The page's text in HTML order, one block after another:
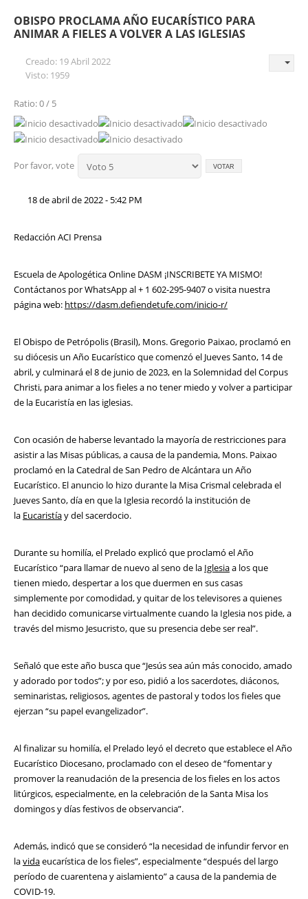
OBISPO PROCLAMA AÑO EUCARÍSTICO PARA
ANIMAR A FIELES A VOLVER A LAS IGLESIAS
Creado: 19 Abril 2022
Visto: 1959
Ratio: 0 / 5
Por favor, vote
18 de abril de 2022 - 5:42 PM
Redacción ACI Prensa
Escuela de Apologética Online DASM ¡INSCRIBETE YA MISMO!
Contáctanos por WhatsApp al + 1 602-295-9407 o visita nuestra
página web: https://dasm.defiendetufe.com/inicio-r/
El Obispo de Petrópolis (Brasil), Mons. Gregorio Paixao, proclamó en
su diócesis un Año Eucarístico que comenzó el Jueves Santo, 14 de
abril, y culminará el 8 de junio de 2023, en la Solemnidad del Corpus
Christi, para animar a los fieles a no tener miedo y volver a participar
de la Eucaristía en las iglesias.
Con ocasión de haberse levantado la mayoría de restricciones para
asistir a las Misas públicas, a causa de la pandemia, Mons. Paixao
proclamó en la Catedral de San Pedro de Alcántara un Año
Eucarístico. El anuncio lo hizo durante la Misa Crismal celebrada el
Jueves Santo, día en que la Iglesia recordó la institución de
la Eucaristíay del sacerdocio.
Durante su homilía, el Prelado explicó que proclamó el Año
Eucarístico “para llamar de nuevo al seno de la Iglesiaa los que
tienen miedo, despertar a los que duermen en sus casas
simplemente por comodidad, y quitar de los televisores a quienes
han decidido comunicarse virtualmente cuando la Iglesia nos pide, a
través del mismo Jesucristo, que su presencia debe ser real”.
Señaló que este año busca que “Jesús sea aún más conocido, amado
y adorado por todos”; y por eso, pidió a los sacerdotes, diáconos,
seminaristas, religiosos, agentes de pastoral y todos los fieles que
ejerzan “su papel evangelizador”.
Al finalizar su homilía, el Prelado leyó el decreto que establece el Año
Eucarístico Diocesano, proclamado con el deseo de “fomentar y
promover la reanudación de la presencia de los fieles en los actos
litúrgicos, especialmente, en la celebración de la Santa Misa los
domingos y días festivos de observancia”.
Además, indicó que se consideró “la necesidad de infundir fervor en
lavidaeucarística de los fieles”, especialmente “después del largo
período de cuarentena y aislamiento” a causa de la pandemia de
COVID-19.